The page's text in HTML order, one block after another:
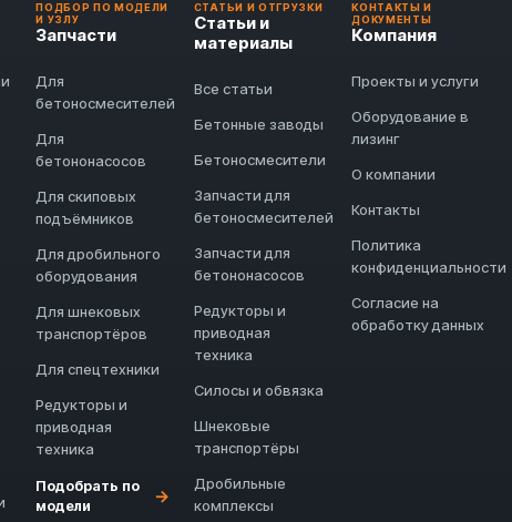
ПОДБОР ПО МОДЕЛИ
И УЗЛУ
Запчасти
Для
бетоносмесителей
Для
бетононасосов
Для скиповых
подъёмников
Для дробильного
оборудования
Для шнековых
транспортёров
Для спецтехники
Редукторы и
приводная
техника
Подобрать по
модели
→
СТАТЬИ И ОТГРУЗКИ
Статьи и
материалы
Все статьи
Бетонные заводы
Бетоносмесители
Запчасти для
бетоносмесителей
Запчасти для
бетононасосов
Редукторы и
приводная
техника
Силосы и обвязка
Шнековые
транспортёры
Дробильные
комплексы
КОНТАКТЫ И
ДОКУМЕНТЫ
Компания
Проекты и услуги
Оборудование в
лизинг
О компании
Контакты
Политика
конфиденциальности
Согласие на
обработку данных